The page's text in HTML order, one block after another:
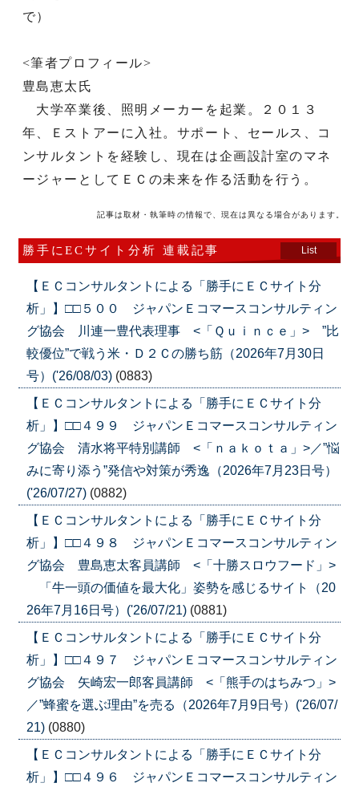
で）
<筆者プロフィール>
豊島恵太氏
大学卒業後、照明メーカーを起業。２０１３
年、Ｅストアーに入社。サポート、セールス、コ
ンサルタントを経験し、現在は企画設計室のマネ
ージャーとしてＥＣの未来を作る活動を行う。
記事は取材・執筆時の情報で、現在は異なる場合があります。
勝手にECサイト分析 連載記事 List
【ＥＣコンサルタントによる「勝手にＥＣサイト分
析」】□□５００ ジャパンＥコマースコンサルティン
グ協会 川連一豊代表理事 <「Ｑｕｉｎｃｅ」> ”比
較優位”で戦う米・Ｄ２Ｃの勝ち筋（2026年7月30日
号）('26/08/03) (0883)
【ＥＣコンサルタントによる「勝手にＥＣサイト分
析」】□□４９９ ジャパンＥコマースコンサルティン
グ協会 清水将平特別講師 <「ｎａｋｏｔａ」>／”悩
みに寄り添う”発信や対策が秀逸（2026年7月23日号）
('26/07/27) (0882)
【ＥＣコンサルタントによる「勝手にＥＣサイト分
析」】□□４９８ ジャパンＥコマースコンサルティン
グ協会 豊島恵太客員講師 <「十勝スロウフード」>
「牛一頭の価値を最大化」姿勢を感じるサイト（20
26年7月16日号）('26/07/21) (0881)
【ＥＣコンサルタントによる「勝手にＥＣサイト分
析」】□□４９７ ジャパンＥコマースコンサルティン
グ協会 矢崎宏一郎客員講師 <「熊手のはちみつ」>
／”蜂蜜を選ぶ理由”を売る（2026年7月9日号）('26/07/
21) (0880)
【ＥＣコンサルタントによる「勝手にＥＣサイト分
析」】□□４９６ ジャパンＥコマースコンサルティン